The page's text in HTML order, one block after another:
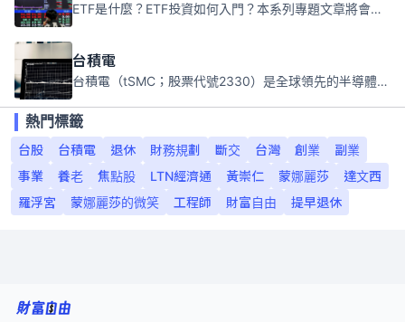
ETF是什麼？ETF投資如何入門？本系列專題文章將會告訴你新手必須知道的ETF基礎知識。
台積電
台積電（tSMC；股票代號2330）是全球領先的半導體代工公司，成立於1987年，總部位於台灣新竹。且已於美國、日本、德國及中國設廠，台積電是全球首家專業積體電路製造服務公司，也是全球最先進和最大規模的半導體代工廠。
熱門標籤
台股
台積電 退休 財務規劃 斷交 台灣 創業
副業
事業
養老 焦點股 LTN經濟通 黃崇仁 蒙娜麗莎
達文西
羅浮宮
蒙娜麗莎的微笑 工程師 財富自由 提早退休